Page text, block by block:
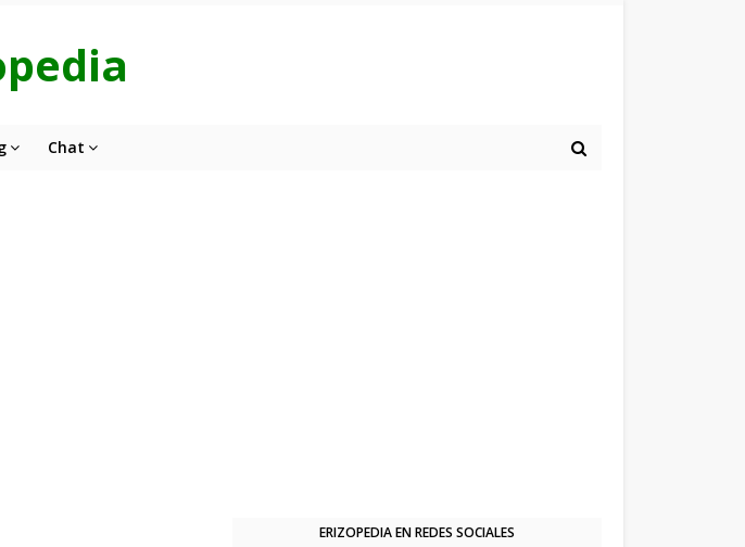
Chat
ERIZOPEDIA EN REDES SOCIALES